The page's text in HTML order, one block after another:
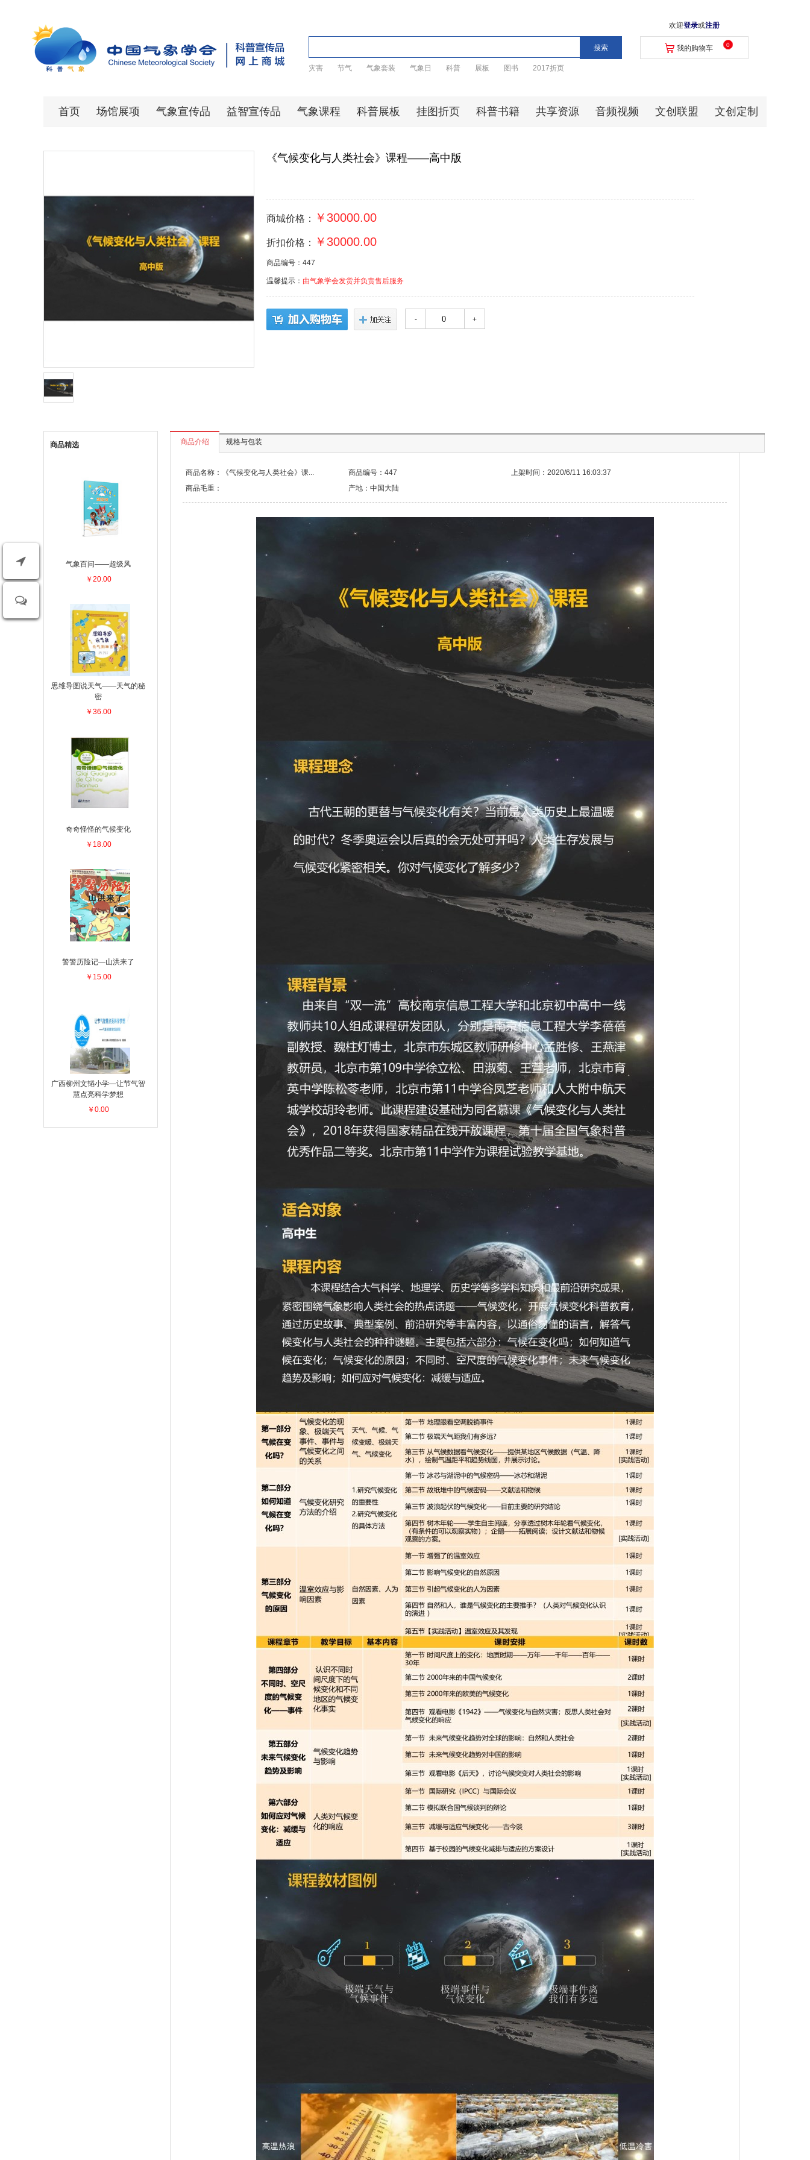
灾害 节气 气象套装 气象日 科普 展板 图书 2017折页
欢迎登录或注册
我的购物车 0
首页 场馆展项 气象宣传品 益智宣传品 气象课程 科普展板 挂图折页 科普书籍 共享资源 音频视频 文创联盟 文创定制
《气候变化与人类社会》课程——高中版
商城价格： ￥30000.00
折扣价格： ￥30000.00
商品编号：447
温馨提示： 由气象学会发货并负责售后服务
- +
商品精选
气象百问——超级风
￥20.00
思维导图说天气——天气的秘
密
￥36.00
奇奇怪怪的气候变化
￥18.00
警警历险记—山洪来了
￥15.00
广西柳州文韬小学—让节气智
慧点亮科学梦想
￥0.00
商品介绍 规格与包装
商品名称：《气候变化与人类社会》课... 商品编号：447
上架时间：2020/6/11 16:03:37
商品毛重：
产地：中国大陆